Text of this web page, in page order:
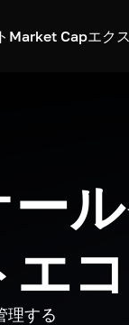
Market Capエク
ー
エ
理する